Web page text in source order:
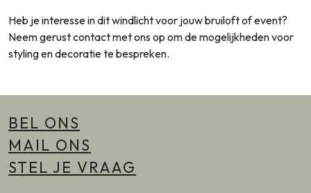
Heb je interesse in dit windlicht voor jouw bruiloft of event?
Neem gerust contact met ons op om de mogelijkheden voor
styling en decoratie te bespreken.
BEL ONS
MAIL ONS
STEL JE VRAAG